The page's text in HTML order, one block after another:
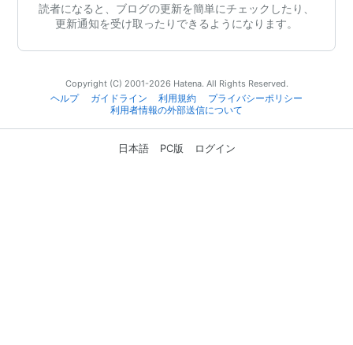
読者になると、ブログの更新を簡単にチェックしたり、
更新通知を受け取ったりできるようになります。
Copyright (C) 2001-2026 Hatena. All Rights Reserved.
ヘルプ
ガイドライン 利用規約
プライバシーポリシー
利用者情報の外部送信について
日本語 PC版 ログイン